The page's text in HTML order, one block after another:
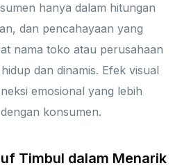
hanya dalam hitungan
dan pencahayaan yang
nama toko atau perusahaan
dan dinamis. Efek visual
emosional yang lebih
konsumen.
Timbul dalam Menarik